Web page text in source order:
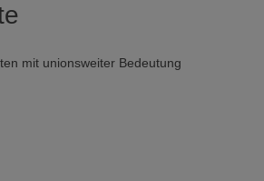
mit unionsweiter Bedeutung